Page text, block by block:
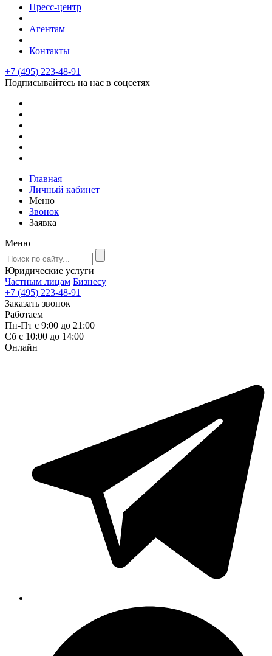
Пресс-центр
Агентам
Контакты
+7 (495) 223-48-91
Подписывайтесь на нас в соцсетях
Главная
Личный кабинет
Меню
Звонок
Заявка
Меню
Юридические услуги
Частным лицам Бизнесу
+7 (495) 223-48-91
Заказать звонок
Работаем
Пн-Пт с 9:00 до 21:00
Сб с 10:00 до 14:00
Онлайн